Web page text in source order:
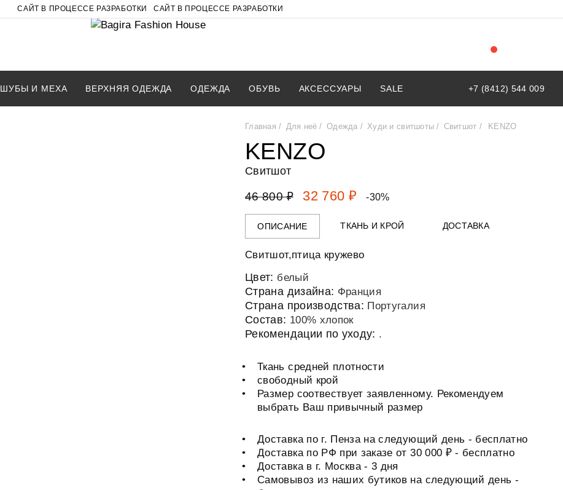
САЙТ В ПРОЦЕССЕ РАЗРАБОТКИ САЙТ В ПРОЦЕССЕ РАЗРАБОТКИ
ШУБЫ И МЕХА ВЕРХНЯЯ ОДЕЖДА ОДЕЖДА ОБУВЬ АКСЕССУАРЫ SALE +7 (8412) 544 009
Главная Для неё Одежда Худи и свитшоты Свитшот KENZO
KENZO
Свитшот
46 800 ₽ 32 760 ₽ -30%
ОПИСАНИЕ ТКАНЬ И КРОЙ ДОСТАВКА
Свитшот,птица кружево
Цвет: белый
Страна дизайна: Франция
Страна производства: Португалия
Состав: 100% хлопок
Рекомендации по уходу: .
Ткань средней плотности
свободный крой
Размер соотвествует заявленному. Рекомендуем
выбрать Ваш привычный размер
Доставка по г. Пенза на следующий день - бесплатно
Доставка по РФ при заказе от 30 000 ₽ - бесплатно
Доставка в г. Москва - 3 дня
Самовывоз из наших бутиков на следующий день -